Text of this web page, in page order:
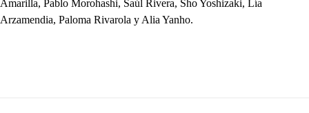
Amarilla, Pablo Morohashi, Saúl Rivera, Sho Yoshizaki, Lía
Arzamendia, Paloma Rivarola y Alia Yanho.